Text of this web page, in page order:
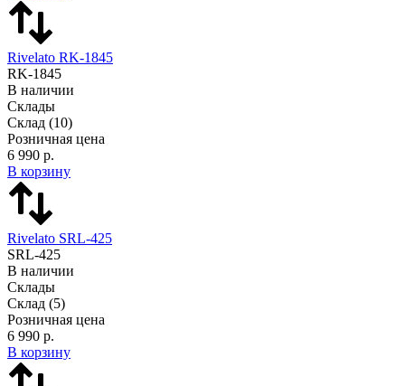
Rivelato RK-1845
RK-1845
В наличии
Склады
Склад (10)
Розничная цена
6 990 р.
В корзину
Rivelato SRL-425
SRL-425
В наличии
Склады
Склад (5)
Розничная цена
6 990 р.
В корзину